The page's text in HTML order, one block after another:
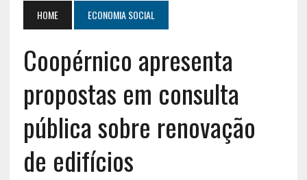
HOME ECONOMIA SOCIAL
Coopérnico apresenta
propostas em consulta
pública sobre renovação
de edifícios